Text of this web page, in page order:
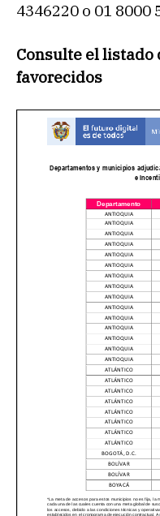
4346220 o 01 8000
Consulte el
favorecidos